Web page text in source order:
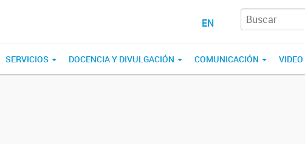
EN
SERVICIOS DOCENCIA Y DIVULGACIÓN COMUNICACIÓN